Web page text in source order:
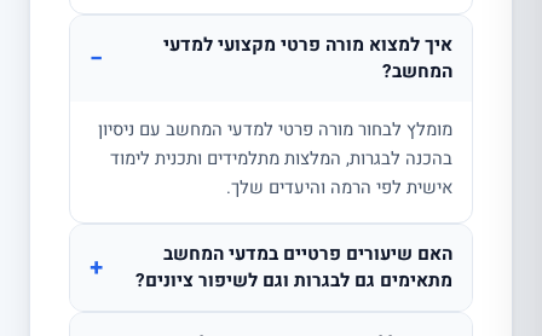
איך למצוא מורה פרטי מקצועי למדעי
המחשב?
−
מומלץ לבחור מורה פרטי למדעי המחשב עם ניסיון
בהכנה לבגרות, המלצות מתלמידים ותכנית לימוד
אישית לפי הרמה והיעדים שלך.
האם שיעורים פרטיים במדעי המחשב
מתאימים גם לבגרות וגם לשיפור ציונים?
+